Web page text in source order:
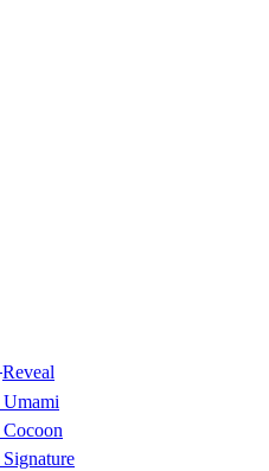
Reveal
Umami
Cocoon
Signature